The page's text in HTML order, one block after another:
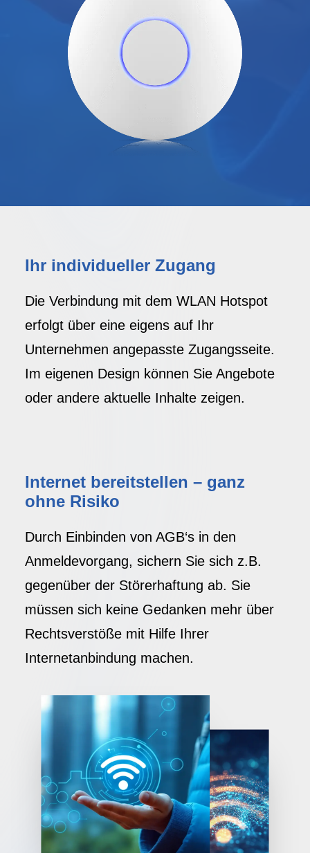
Ihr individueller Zugang
Die Verbindung mit dem WLAN Hotspot
erfolgt über eine eigens auf Ihr
Unternehmen angepasste Zugangsseite.
Im eigenen Design können Sie Angebote
oder andere aktuelle Inhalte zeigen.
Internet bereitstellen – ganz
ohne Risiko
Durch Einbinden von AGB‘s in den
Anmeldevorgang, sichern Sie sich z.B.
gegenüber der Störerhaftung ab. Sie
müssen sich keine Gedanken mehr über
Rechtsverstöße mit Hilfe Ihrer
Internetanbindung machen.